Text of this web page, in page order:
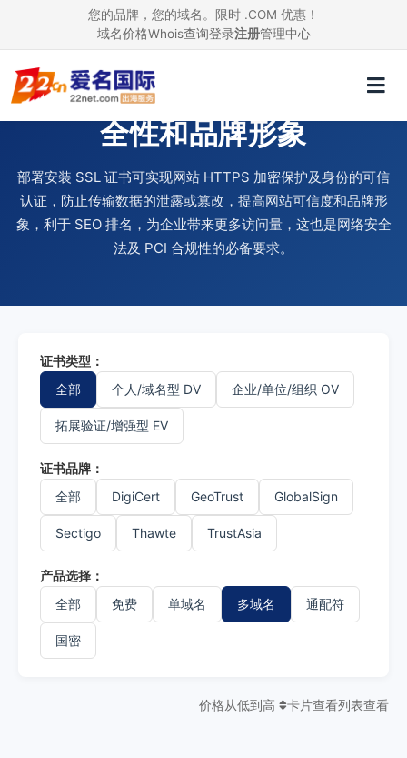
您的品牌，您的域名。限时 .COM 优惠！
域名价格Whois查询登录注册管理中心
使用 SSL 证书，提升网站安
全性和品牌形象
部署安装 SSL 证书可实现网站 HTTPS 加密保护及身份的可信
认证，防止传输数据的泄露或篡改，提高网站可信度和品牌形
象，利于 SEO 排名，为企业带来更多访问量，这也是网络安全
法及 PCI 合规性的必备要求。
证书类型：
全部
个人/域名型 DV 企业/单位/组织 OV
拓展验证/增强型 EV
证书品牌：
全部
DigiCert GeoTrust GlobalSign
Sectigo Thawte TrustAsia
产品选择：
全部
免费 单域名 多域名 通配符
国密
价格从低到高 卡片查看列表查看